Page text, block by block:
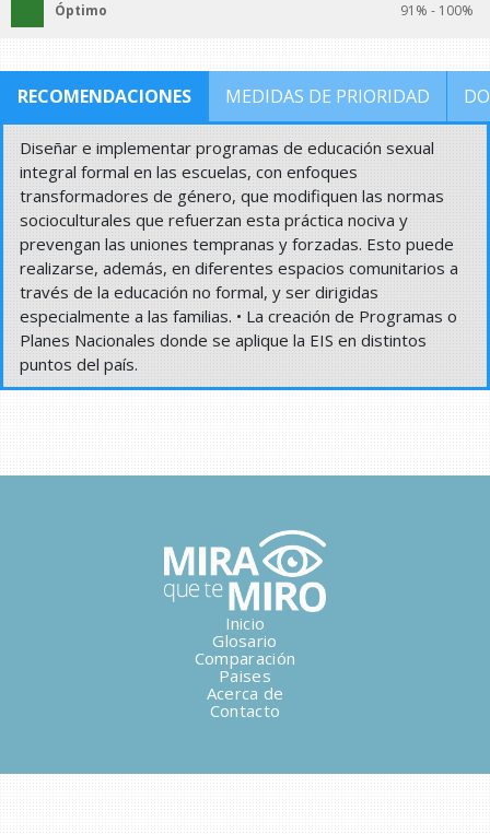
Óptimo
91% - 100%
RECOMENDACIONES MEDIDAS DE PRIORIDAD
Diseñar e implementar programas de educación sexual
integral formal en las escuelas, con enfoques
transformadores de género, que modifiquen las normas
socioculturales que refuerzan esta práctica nociva y
prevengan las uniones tempranas y forzadas. Esto puede
realizarse, además, en diferentes espacios comunitarios a
través de la educación no formal, y ser dirigidas
especialmente a las familias. • La creación de Programas o
Planes Nacionales donde se aplique la EIS en distintos
puntos del país.
Inicio
Glosario
Comparación
Paises
Acerca de
Contacto